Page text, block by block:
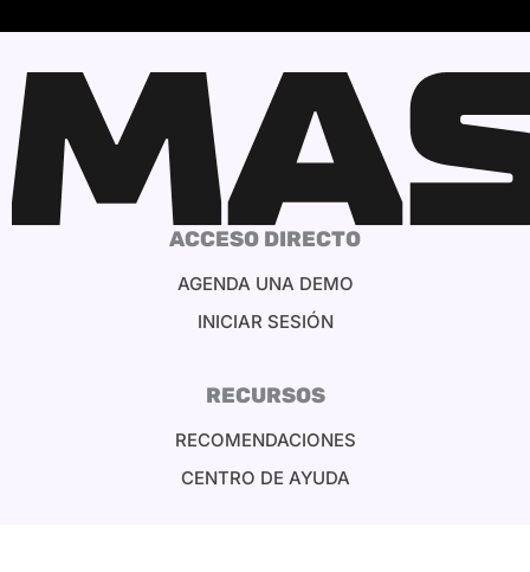
ACCESO DIRECTO
AGENDA UNA DEMO
INICIAR SESIÓN
RECURSOS
RECOMENDACIONES
CENTRO DE AYUDA